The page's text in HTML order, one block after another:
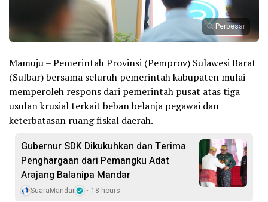
Perbesar
Mamuju – Pemerintah Provinsi (Pemprov) Sulawesi Barat
(Sulbar) bersama seluruh pemerintah kabupaten mulai
memperoleh respons dari pemerintah pusat atas tiga
usulan krusial terkait beban belanja pegawai dan
keterbatasan ruang fiskal daerah.
Gubernur SDK Dikukuhkan dan Terima
Penghargaan dari Pemangku Adat
Arajang Balanipa Mandar
SuaraMandar 18 hours